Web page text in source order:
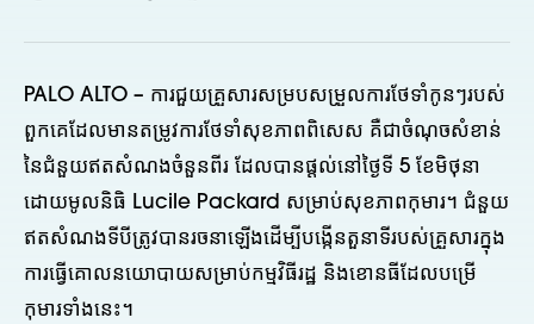
PALO ALTO – ការជួយគ្រួសារសម្របសម្រួលការថែទាំកូនៗរបស់
ពួកគេដែលមានតម្រូវការថែទាំសុខភាពពិសេស គឺជាចំណុចសំខាន់
នៃជំនួយឥតសំណងចំនួនពីរ ដែលបានផ្តល់នៅថ្ងៃទី 5 ខែមិថុនា
ដោយមូលនិធិ Lucile Packard សម្រាប់សុខភាពកុមារ។ ជំនួយ
ឥតសំណងទីបីត្រូវបានរចនាឡើងដើម្បីបង្កើនតួនាទីរបស់គ្រួសារក្នុង
ការធ្វើគោលនយោបាយសម្រាប់កម្មវិធីរដ្ឋ និងខោនធីដែលបម្រើ
កុមារទាំងនេះ។